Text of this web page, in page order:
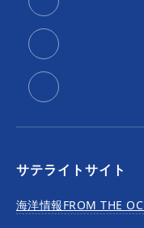
サテライトサイト
海洋情報FROM THE